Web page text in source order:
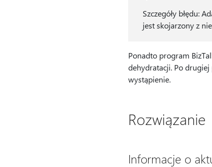
Szczegóły błędu:
jest skojarzony z
Ponadto program
dehydratacji. Po
wystąpienie.
Rozwiązanie
Informacje o